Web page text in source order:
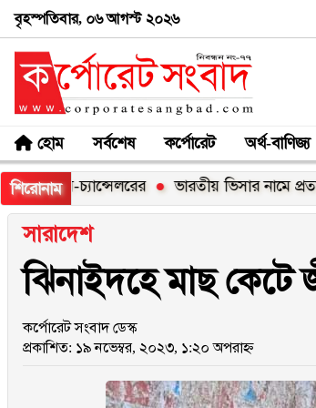
বৃহস্পতিবার, ০৬ আগস্ট ২০২৬
হোম সর্বশেষ কর্পোরেট অর্থ-বাণিজ্য
শিরোনাম
চ্যান্সেলরের ভারতীয় ভিসার নামে প্রতারণা
সারাদেশ
ঝিনাইদহে মাছ কেটে
কর্পোরেট সংবাদ ডেস্ক
প্রকাশিত: ১৯ নভেম্বর, ২০২৩, ১:২০ অপরাহ্ন